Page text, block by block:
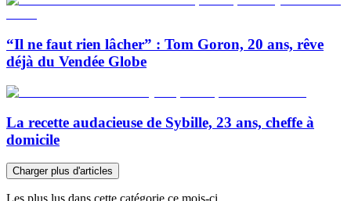
“Il ne faut rien lâcher” : Tom Goron, 20 ans, rêve
déjà du Vendée Globe
La recette audacieuse de Sybille, 23 ans, cheffe à
domicile
Charger plus d'articles